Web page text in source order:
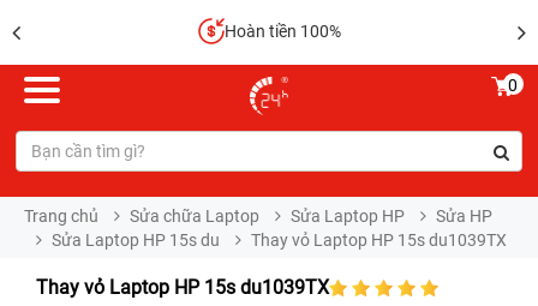
Hoàn tiền 100%
0
Trang chủ Sửa chữa Laptop Sửa Laptop HP
Sửa HP
Sửa Laptop HP 15s du
Thay vỏ Laptop HP 15s du1039TX
Thay vỏ Laptop HP 15s du1039TX